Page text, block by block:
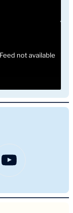
Feed not available